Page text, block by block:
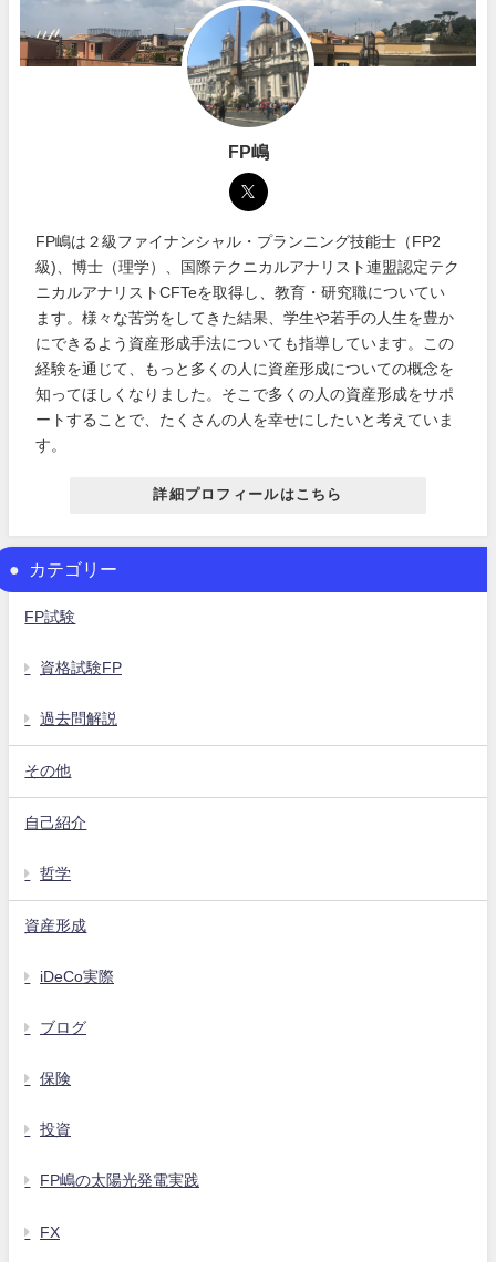
FP嶋
FP嶋は２級ファイナンシャル・プランニング技能士（FP2
級)、博士（理学）、国際テクニカルアナリスト連盟認定テク
ニカルアナリストCFTeを取得し、教育・研究職についてい
ます。様々な苦労をしてきた結果、学生や若手の人生を豊か
にできるよう資産形成手法についても指導しています。この
経験を通じて、もっと多くの人に資産形成についての概念を
知ってほしくなりました。そこで多くの人の資産形成をサポ
ートすることで、たくさんの人を幸せにしたいと考えていま
す。
詳細プロフィールはこちら
カテゴリー
FP試験
資格試験FP
過去問解説
その他
自己紹介
哲学
資産形成
iDeCo実際
ブログ
保険
投資
FP嶋の太陽光発電実践
FX